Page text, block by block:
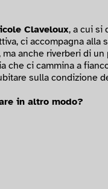
Claveloux, a cui si
ci accompagna alla
anche riverberi di un
che ci cammina a
sulla condizione
in altro modo?